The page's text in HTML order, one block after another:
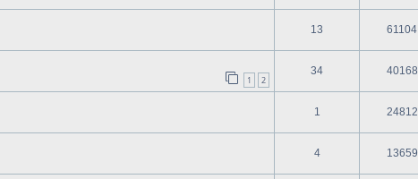
13 61104
1 2
34 40168
1 24812
4 13659